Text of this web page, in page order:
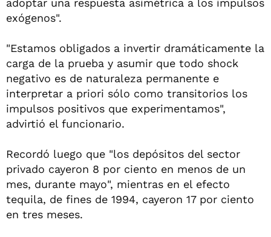
exógenos".
"Estamos obligados a invertir dramáticamente la
carga de la prueba y asumir que todo shock
negativo es de naturaleza permanente e
interpretar a priori sólo como transitorios los
impulsos positivos que experimentamos",
advirtió el funcionario.
Recordó luego que "los depósitos del sector
privado cayeron 8 por ciento en menos de un
mes, durante mayo", mientras en el efecto
tequila, de fines de 1994, cayeron 17 por ciento
en tres meses.